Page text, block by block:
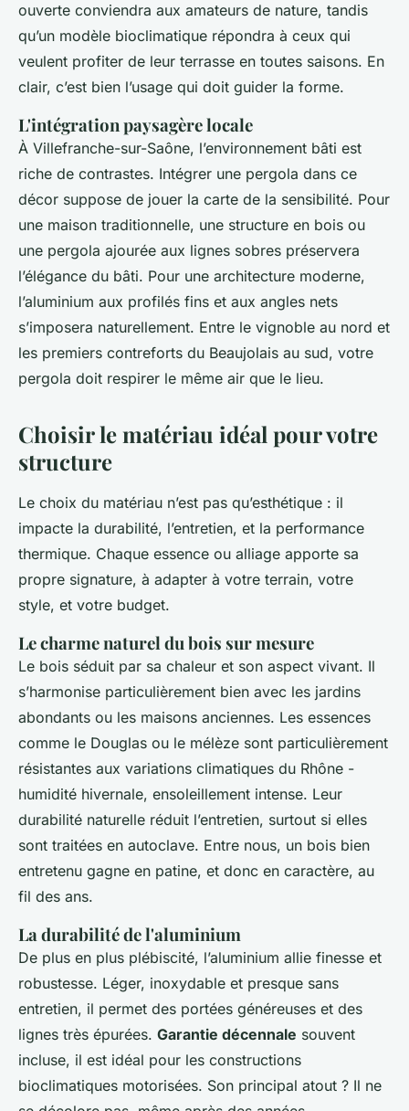
ouverte conviendra aux amateurs de nature, tandis
qu’un modèle bioclimatique répondra à ceux qui
veulent profiter de leur terrasse en toutes saisons. En
clair, c’est bien l’usage qui doit guider la forme.
L'intégration paysagère locale
À Villefranche-sur-Saône, l’environnement bâti est
riche de contrastes. Intégrer une pergola dans ce
décor suppose de jouer la carte de la sensibilité. Pour
une maison traditionnelle, une structure en bois ou
une pergola ajourée aux lignes sobres préservera
l’élégance du bâti. Pour une architecture moderne,
l’aluminium aux profilés fins et aux angles nets
s’imposera naturellement. Entre le vignoble au nord et
les premiers contreforts du Beaujolais au sud, votre
pergola doit respirer le même air que le lieu.
Choisir le matériau idéal pour votre
structure
Le choix du matériau n’est pas qu’esthétique : il
impacte la durabilité, l’entretien, et la performance
thermique. Chaque essence ou alliage apporte sa
propre signature, à adapter à votre terrain, votre
style, et votre budget.
Le charme naturel du bois sur mesure
Le bois séduit par sa chaleur et son aspect vivant. Il
s’harmonise particulièrement bien avec les jardins
abondants ou les maisons anciennes. Les essences
comme le Douglas ou le mélèze sont particulièrement
résistantes aux variations climatiques du Rhône -
humidité hivernale, ensoleillement intense. Leur
durabilité naturelle réduit l’entretien, surtout si elles
sont traitées en autoclave. Entre nous, un bois bien
entretenu gagne en patine, et donc en caractère, au
fil des ans.
La durabilité de l'aluminium
De plus en plus plébiscité, l’aluminium allie finesse et
robustesse. Léger, inoxydable et presque sans
entretien, il permet des portées généreuses et des
lignes très épurées. Garantie décennale souvent
incluse, il est idéal pour les constructions
bioclimatiques motorisées. Son principal atout ? Il ne